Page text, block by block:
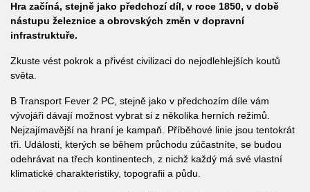
Hra začíná, stejně jako předchozí díl, v roce 1850, v době
nástupu železnice a obrovských změn v dopravní
infrastruktuře.
Zkuste vést pokrok a přivést civilizaci do nejodlehlejších koutů
světa.
В Transport Fever 2 PC, stejně jako v předchozím díle vám
vývojáři dávají možnost vybrat si z několika herních režimů.
Nejzajímavější na hraní je kampaň. Příběhové linie jsou tentokrát
tři. Události, kterých se během průchodu zúčastníte, se budou
odehrávat na třech kontinentech, z nichž každý má své vlastní
klimatické charakteristiky, topografii a půdu.